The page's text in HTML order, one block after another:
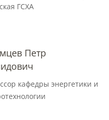
ГСХА
Петр
кафедры энергетики и